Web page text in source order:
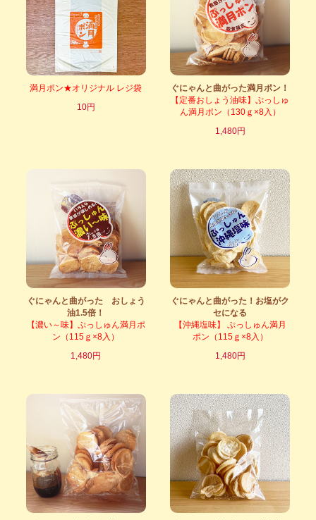
満月ポン★オリジナル レジ袋
10円
ぐにゃんと曲がった満月ポン！
【定番おしょう油味】ぷっしゅ
ん満月ポン（130ｇ×8入）
1,480円
ぐにゃんと曲がった おしょう
油1.5倍！
【濃い～味】ぷっしゅん満月ポ
ン（115ｇ×8入）
1,480円
ぐにゃんと曲がった！お塩がク
セになる
【沖縄塩味】 ぷっしゅん満月
ポン（115ｇ×8入）
1,480円